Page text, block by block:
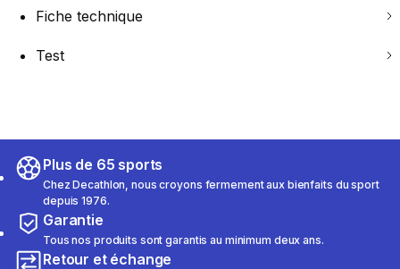
Fiche technique
Test
Plus de 65 sports
Chez Decathlon, nous croyons fermement aux bienfaits du sport
depuis 1976.
Garantie
Tous nos produits sont garantis au minimum deux ans.
Retour et échange